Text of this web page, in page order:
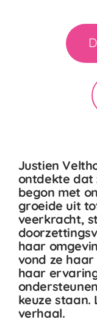
Justien
ontdekte dat
begon met
groeide uit
veerkracht,
haar
vond ze
haar
keuze staan.
verhaal.